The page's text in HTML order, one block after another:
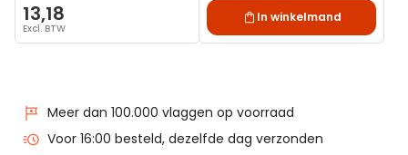
13,18
Excl. BTW
In winkelmand
Meer dan 100.000 vlaggen op voorraad
Voor 16:00 besteld, dezelfde dag verzonden